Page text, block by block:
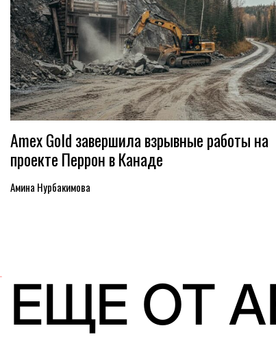
Amex Gold завершила взрывные работы на
проекте Перрон в Канаде
Амина Нурбакимова
ЕЩЕ ОТ